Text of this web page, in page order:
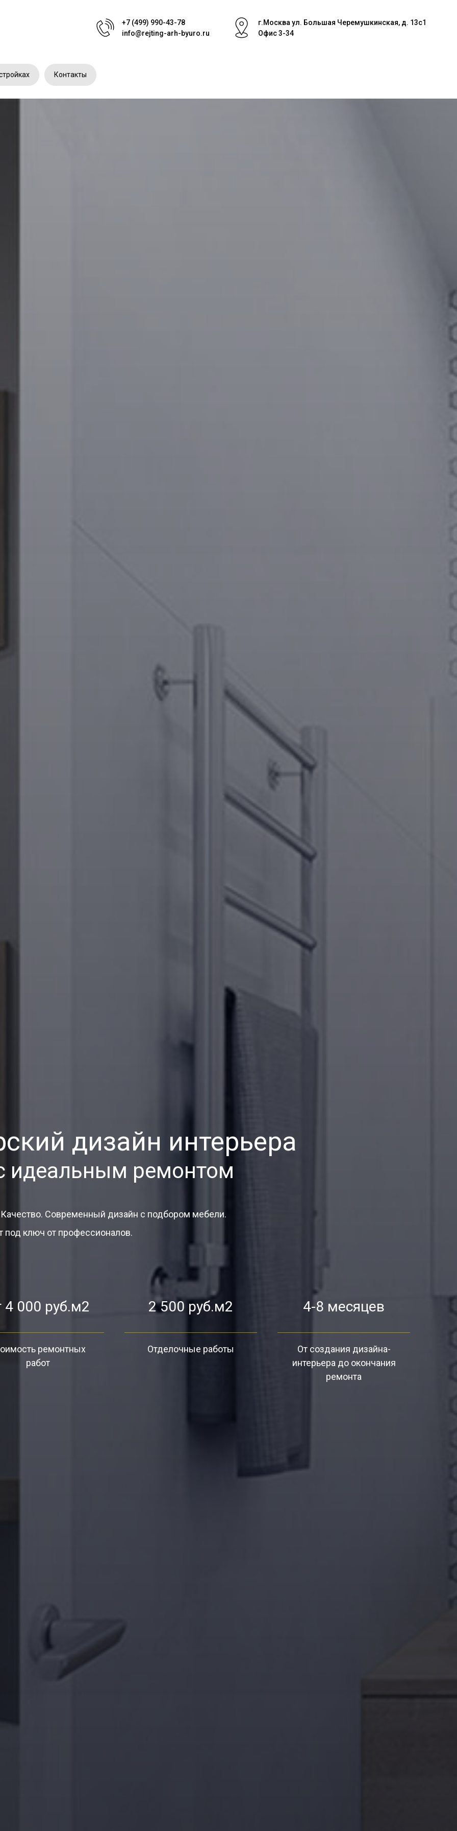
+7 (499) 990-43-78
info@rejting-arh-byuro.ru
г.Москва ул. Большая Черемушкинская, д. 13с1
Офис 3-34
Контакты
дизайн интерьера
идеальным ремонтом
Современный дизайн с подбором мебели.
под ключ от профессионалов.
4 000 руб.м2
ремонтных
работ
2 500 руб.м2
Отделочные работы
4-8 месяцев
От создания дизайна-
интерьера до окончания
ремонта